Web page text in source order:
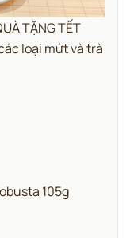
TẶNG TẾT
loại mứt và trà
105g